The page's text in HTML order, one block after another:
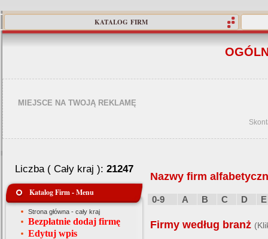
KATALOG FIRM
MIEJSCE NA TWOJĄ REKLAMĘ
Liczba ( Cały kraj ): 21247
Katalog Firm - Menu
Strona główna - cały kraj
Bezpłatnie dodaj firmę
Edytuj wpis
Nazwy firm
0-9 A B C D E
Firmy według branż